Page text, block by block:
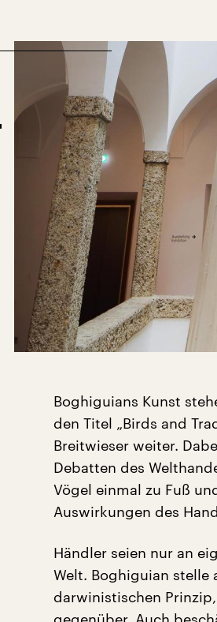
Boghiguians Kunst
den Titel „Birds and
Breitwieser weiter.
Debatten des
Vögel einmal zu Fuß
Auswirkungen des
Händler seien nur an
Welt. Boghiguian stelle
darwinistischen